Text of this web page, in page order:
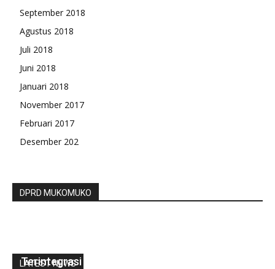
September 2018
Agustus 2018
Juli 2018
Juni 2018
Januari 2018
November 2017
Februari 2017
Desember 202
DPRD MUKOMUKO
LATEST NEWS
Terintegrasi hingga Kabupaten/Kota